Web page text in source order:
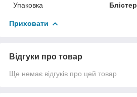
Упаковка
Блістер
Приховати
Відгуки про товар
Ще немає відгуків про цей товар